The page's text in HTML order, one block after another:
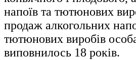
напоїв та тютюнових
продаж алкогольних
тютюнових виробів
виповнилось 18 років.